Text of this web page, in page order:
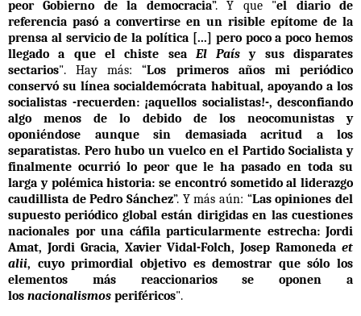
peor Gobierno de la democracia”. Y que "el diario de
referencia pasó a convertirse en un risible epítome de la
prensa al servicio de la política [...] pero poco a poco hemos
llegado a que el chiste sea El Paísy sus disparates
sectarios". Hay más: “Los primeros años mi periódico
conservó su línea socialdemócrata habitual, apoyando a los
socialistas -recuerden: ¡aquellos socialistas!-, desconfiando
algo menos de lo debido de los neocomunistas y
oponiéndose aunque sin demasiada acritud a los
separatistas. Pero hubo un vuelco en el Partido Socialista y
finalmente ocurrió lo peor que le ha pasado en toda su
larga y polémica historia: se encontró sometido al liderazgo
caudillista de Pedro Sánchez”. Y más aún: “Las opiniones del
supuesto periódico global están dirigidas en las cuestiones
nacionales por una cáfila particularmente estrecha: Jordi
Amat, Jordi Gracia, Xavier Vidal-Folch, Josep Ramoneda et
alii, cuyo primordial objetivo es demostrar que sólo los
elementos más reaccionarios se oponen a
los nacionalismos periféricos".